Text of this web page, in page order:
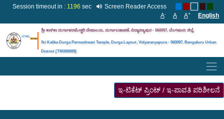
Session timeout in : 1196 sec
Screen Reader Access
A- A A+ English
ಶ್ರೀ ಕಾಳಿಕಾ ದುರ್ಗಾಪರಮೇಶ್ವರಿ ದೇವಾಲಯ, ದುರ್ಗಾಬಡಾವಣೆ, ವಿದ್ಯಾರಣ್ಯಪುರ - 560097, ಬೆಂಗಳೂರುಜಿಲ್ಲೆ.
Sri Kalika Durga Parmeshwari Temple, Durga Layout, Vidyaranyapura - 560097, Bengaluru Urban
District [TM000009]
ಇ-ಟಿಕೆಟ್ ಪ್ರಿಂಟ್ / ಇ-ಪಾವತಿ ಪರಿಶೀಲನೆ